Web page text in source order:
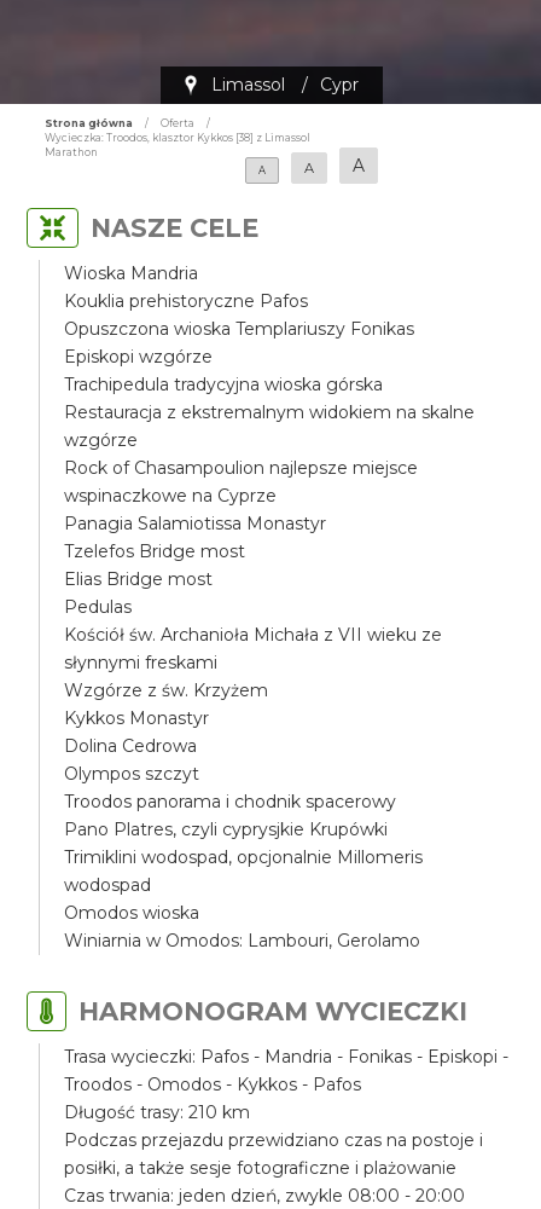
Limassol / Cypr
Strona główna / Oferta
/
Wycieczka: Troodos, klasztor Kykkos [38] z Limassol
Marathon
A
A A
NASZE CELE
Wioska Mandria
Kouklia prehistoryczne Pafos
Opuszczona wioska Templariuszy Fonikas
Episkopi wzgórze
Trachipedula tradycyjna wioska górska
Restauracja z ekstremalnym widokiem na skalne
wzgórze
Rock of Chasampoulion najlepsze miejsce
wspinaczkowe na Cyprze
Panagia Salamiotissa Monastyr
Tzelefos Bridge most
Elias Bridge most
Pedulas
Kościół św. Archanioła Michała z VII wieku ze
słynnymi freskami
Wzgórze z św. Krzyżem
Kykkos Monastyr
Dolina Cedrowa
Olympos szczyt
Troodos panorama i chodnik spacerowy
Pano Platres, czyli cyprysjkie Krupówki
Trimiklini wodospad, opcjonalnie Millomeris
wodospad
Omodos wioska
Winiarnia w Omodos: Lambouri, Gerolamo
HARMONOGRAM WYCIECZKI
Trasa wycieczki: Pafos - Mandria - Fonikas - Episkopi -
Troodos - Omodos - Kykkos - Pafos
Długość trasy: 210 km
Podczas przejazdu przewidziano czas na postoje i
posiłki, a także sesje fotograficzne i plażowanie
Czas trwania: jeden dzień, zwykle 08:00 - 20:00